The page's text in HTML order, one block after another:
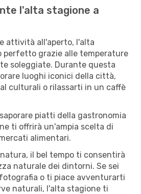
l'alta stagione a
attività all'aperto, l'alta
perfetto grazie alle temperature
soleggiate. Durante questa
luoghi iconici della città,
culturali o rilassarti in un caffè
piatti della gastronomia
ti offrirà un'ampia scelta di
alimentari.
il bel tempo ti consentirà
naturale dei dintorni. Se sei
o ti piace avventurarti
naturali, l'alta stagione ti